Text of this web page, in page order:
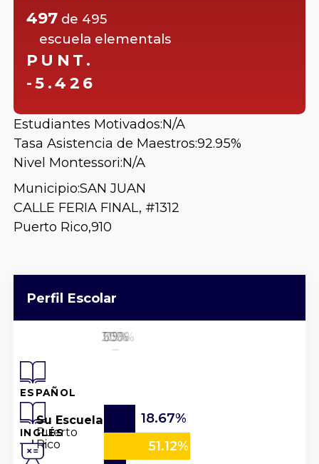
497 de 495
escuela elementals
PUNT.
-5.426
Estudiantes Motivados:N/A
Tasa Asistencia de Maestros:92.95%
Nivel Montessori:N/A
Municipio:SAN JUAN
CALLE FERIA FINAL, #1312
Puerto Rico,910
Perfil Escolar
ESPAÑOL
INGLÉS
Su Escuela
Puerto
Rico
18.67%
51.12%
0%
25%
50%
75%
100%